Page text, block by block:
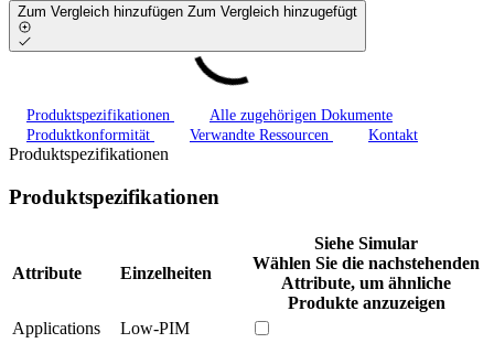
Zum Vergleich hinzufügen Zum Vergleich hinzugefügt
Produktspezifikationen
Alle zugehörigen Dokumente
Produktkonformität
Verwandte Ressourcen Kontakt
Produktspezifikationen
Produktspezifikationen
Attribute Einzelheiten
Siehe Simular
Wählen Sie die nachstehenden
Attribute, um ähnliche
Produkte anzuzeigen
Applications
Low-PIM